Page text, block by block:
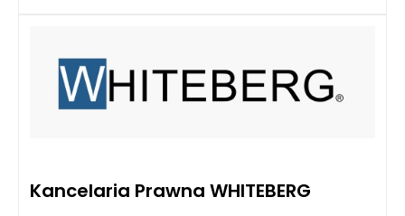
Kancelaria Prawna WHITEBERG